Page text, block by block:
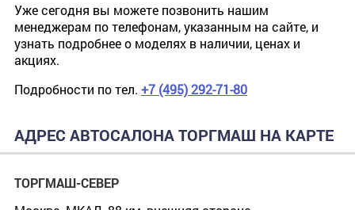
Уже сегодня вы можете позвонить нашим
менеджерам по телефонам, указанным на сайте, и
узнать подробнее о моделях в наличии, ценах и
акциях.
Подробности по тел. +7 (495) 292-71-80
АДРЕС АВТОСАЛОНА ТОРГМАШ НА КАРТЕ
ТОРГМАШ-СЕВЕР